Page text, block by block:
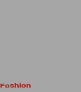
Fashion